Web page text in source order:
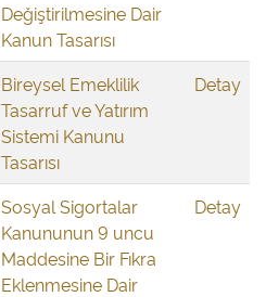
Değiştirilmesine Dair
Kanun Tasarısı
Bireysel Emeklilik
Tasarruf ve Yatırım
Sistemi Kanunu
Tasarısı
Detay
Sosyal Sigortalar
Kanununun 9 uncu
Maddesine Bir Fıkra
Eklenmesine Dair
Detay